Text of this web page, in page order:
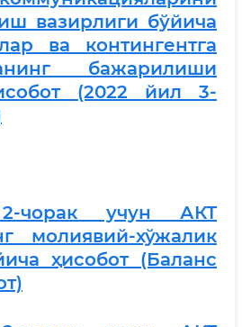
вазирлиги бўйича
ва контингентга
бажарилиши
(2022 йил 3-
чорак учун АКТ
молиявий-хўжалик
ҳисобот (Баланс